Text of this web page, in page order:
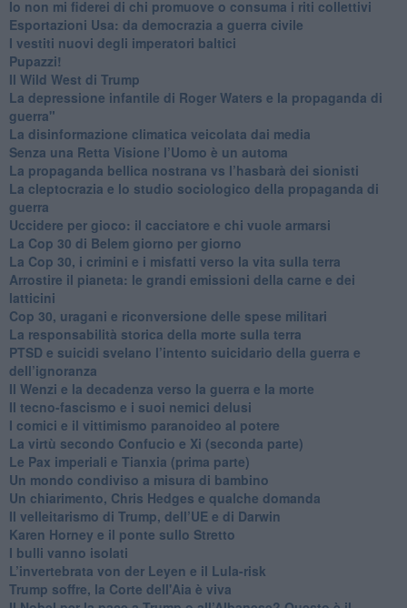
​Io non mi fiderei di chi promuove o consuma i riti collettivi
Esportazioni Usa: da democrazia a guerra civile
​I vestiti nuovi degli imperatori baltici
​Pupazzi!
​Il Wild West di Trump
​La depressione infantile di Roger Waters e la propaganda di
guerra"
​La disinformazione climatica veicolata dai media
Senza una Retta Visione l’Uomo è un automa
​La propaganda bellica nostrana vs l’hasbarà dei sionisti
​La cleptocrazia e lo studio sociologico della propaganda di
guerra
​Uccidere per gioco: il cacciatore e chi vuole armarsi
​La Cop 30 di Belem giorno per giorno
La Cop 30, i crimini e i misfatti verso la vita sulla terra
Arrostire il pianeta: le grandi emissioni della carne e dei
latticini
​Cop 30, uragani e riconversione delle spese militari
La responsabilità storica della morte sulla terra
PTSD e suicidi svelano l’intento suicidario della guerra e
dell’ignoranza
Il Wenzi e la decadenza verso la guerra e la morte
​Il tecno-fascismo e i suoi nemici delusi
​I comici e il vittimismo paranoideo al potere
​La virtù secondo Confucio e Xi (seconda parte)
Le Pax imperiali e Tianxia (prima parte)
Un mondo condiviso a misura di bambino
​Un chiarimento, Chris Hedges e qualche domanda
Il velleitarismo di Trump, dell’UE e di Darwin
​Karen Horney e il ponte sullo Stretto
​I bulli vanno isolati
L’invertebrata von der Leyen e il Lula-risk
Trump soffre, la Corte dell'Aia è viva